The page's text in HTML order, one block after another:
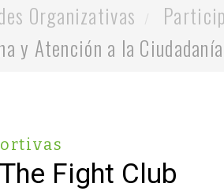
Organizativas
y Atención a la Ciudadanía
Fight Club